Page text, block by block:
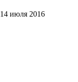
14 июля 2016